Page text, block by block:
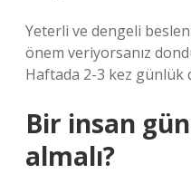
Yeterli ve dengeli
önem veriyorsanız
Haftada 2-3 kez günlük
Bir insan
almalı?